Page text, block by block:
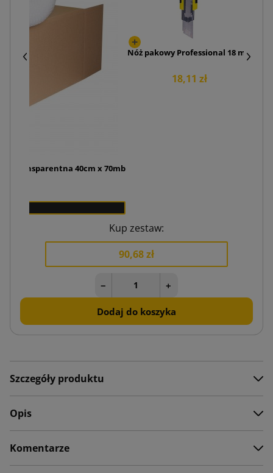
transparentna 40cm x 70mb
Nóż pakowy Professional 18 mm
18,11 zł
Kup zestaw:
90,68 zł
− +
Dodaj do koszyka
Szczegóły produktu
Opis
Komentarze